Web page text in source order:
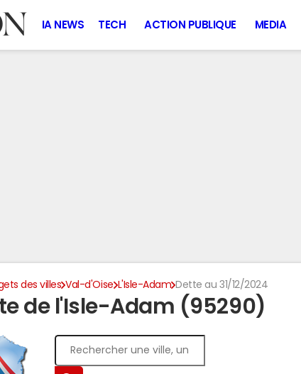
IA NEWS TECH ACTION PUBLIQUE MEDIA
des villes Val-d'Oise L'Isle-Adam Dette au 31/12/2024
de l'Isle-Adam (95290)